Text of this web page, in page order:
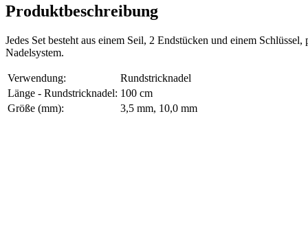
Produktbeschreibung
Jedes Set besteht aus einem Seil, 2 Endstücken und einem
Nadelsystem.
Verwendung:
Rundstricknadel
Länge - Rundstricknadel: 100 cm
Größe (mm):
3,5 mm, 10,0 mm